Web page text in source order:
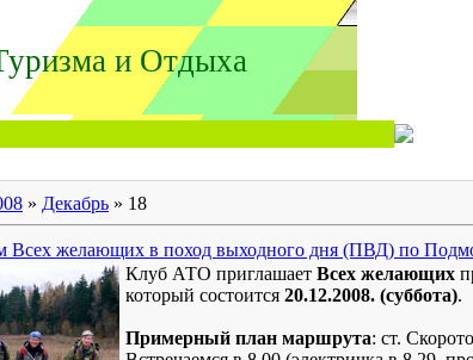
и Отдыха
» Декабрь » 18
Всех желающих в поход выходного дня (ПВД) по
Клуб АТО приглашает Всех желающих
который состоится 20.12.2008. (суббота).
Примерный план маршрута: ст.